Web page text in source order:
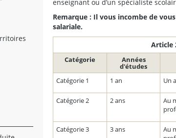
enseignant ou d’un spécialiste
Remarque : Il vous incombe de
salariale.
Article
Catégorie Années
d'études
Catégorie 1 1 an Un
Catégorie 2 2 ans
Au
Catégorie 3 3 ans
Au